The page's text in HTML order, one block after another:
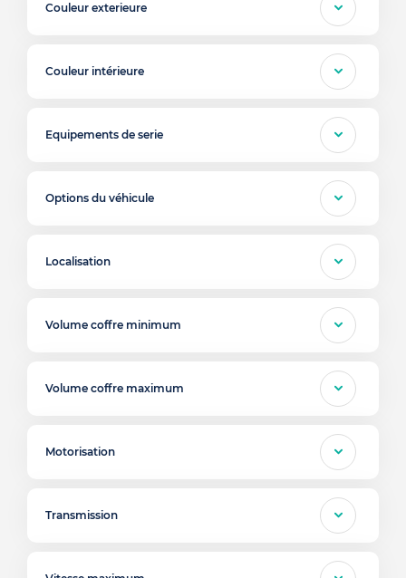
Couleur exterieure
Couleur intérieure
Equipements de serie
Options du véhicule
Localisation
Volume coffre minimum
Volume coffre maximum
Motorisation
Transmission